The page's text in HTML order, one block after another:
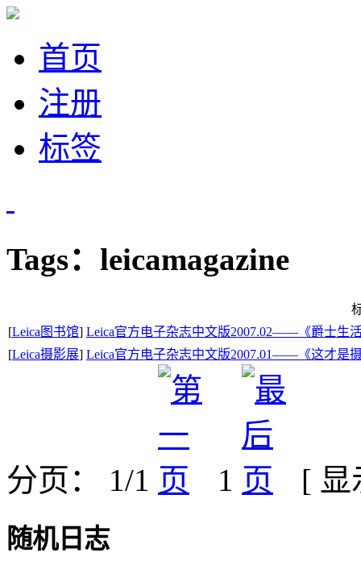
首页
注册
标签
Tags：leicamagazine
[Leica图书馆] Leica官方电子杂志中文版2007.02——《爵士生
[Leica摄影展] Leica官方电子杂志中文版2007.01——《这才是
分页： 1/1 1 [
随机日志